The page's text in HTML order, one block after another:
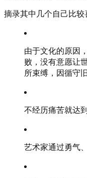
摘录其中几个自己比较
由于文化的原因
败，没有意愿让
所束缚，因循守旧
不经历痛苦就达
艺术家通过勇气